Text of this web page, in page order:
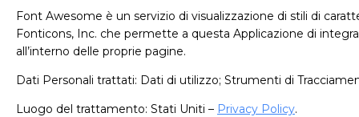
Font Awesome è un servizio di visualizzazione di stili di
Fonticons, Inc. che permette a questa Applicazione di
all’interno delle proprie pagine.
Dati Personali trattati: Dati di utilizzo; Strumenti di
Luogo del trattamento: Stati Uniti – Privacy Policy.